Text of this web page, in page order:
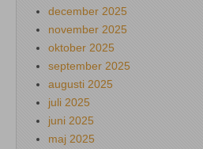
december 2025
november 2025
oktober 2025
september 2025
augusti 2025
juli 2025
juni 2025
maj 2025